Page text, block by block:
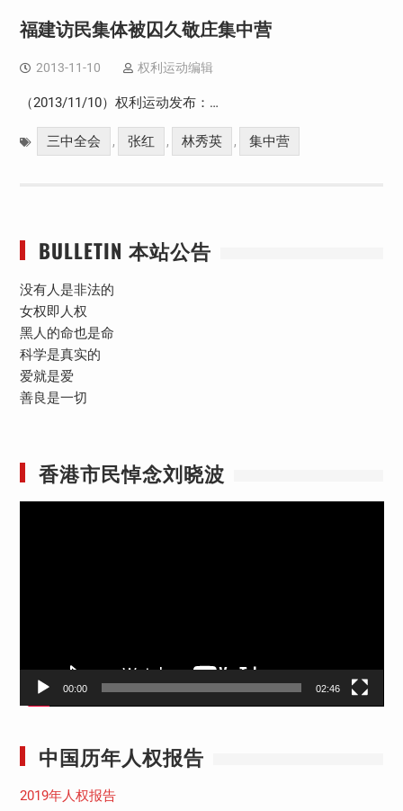
福建访民集体被囚久敬庄集中营
2013-11-10 权利运动编辑
（2013/11/10）权利运动发布：…
三中全会 , 张红 , 林秀英 , 集中营
BULLETIN 本站公告
没有人是非法的
女权即人权
黑人的命也是命
科学是真实的
爱就是爱
善良是一切
香港市民悼念刘晓波
00:00 02:46
中国历年人权报告
2019年人权报告